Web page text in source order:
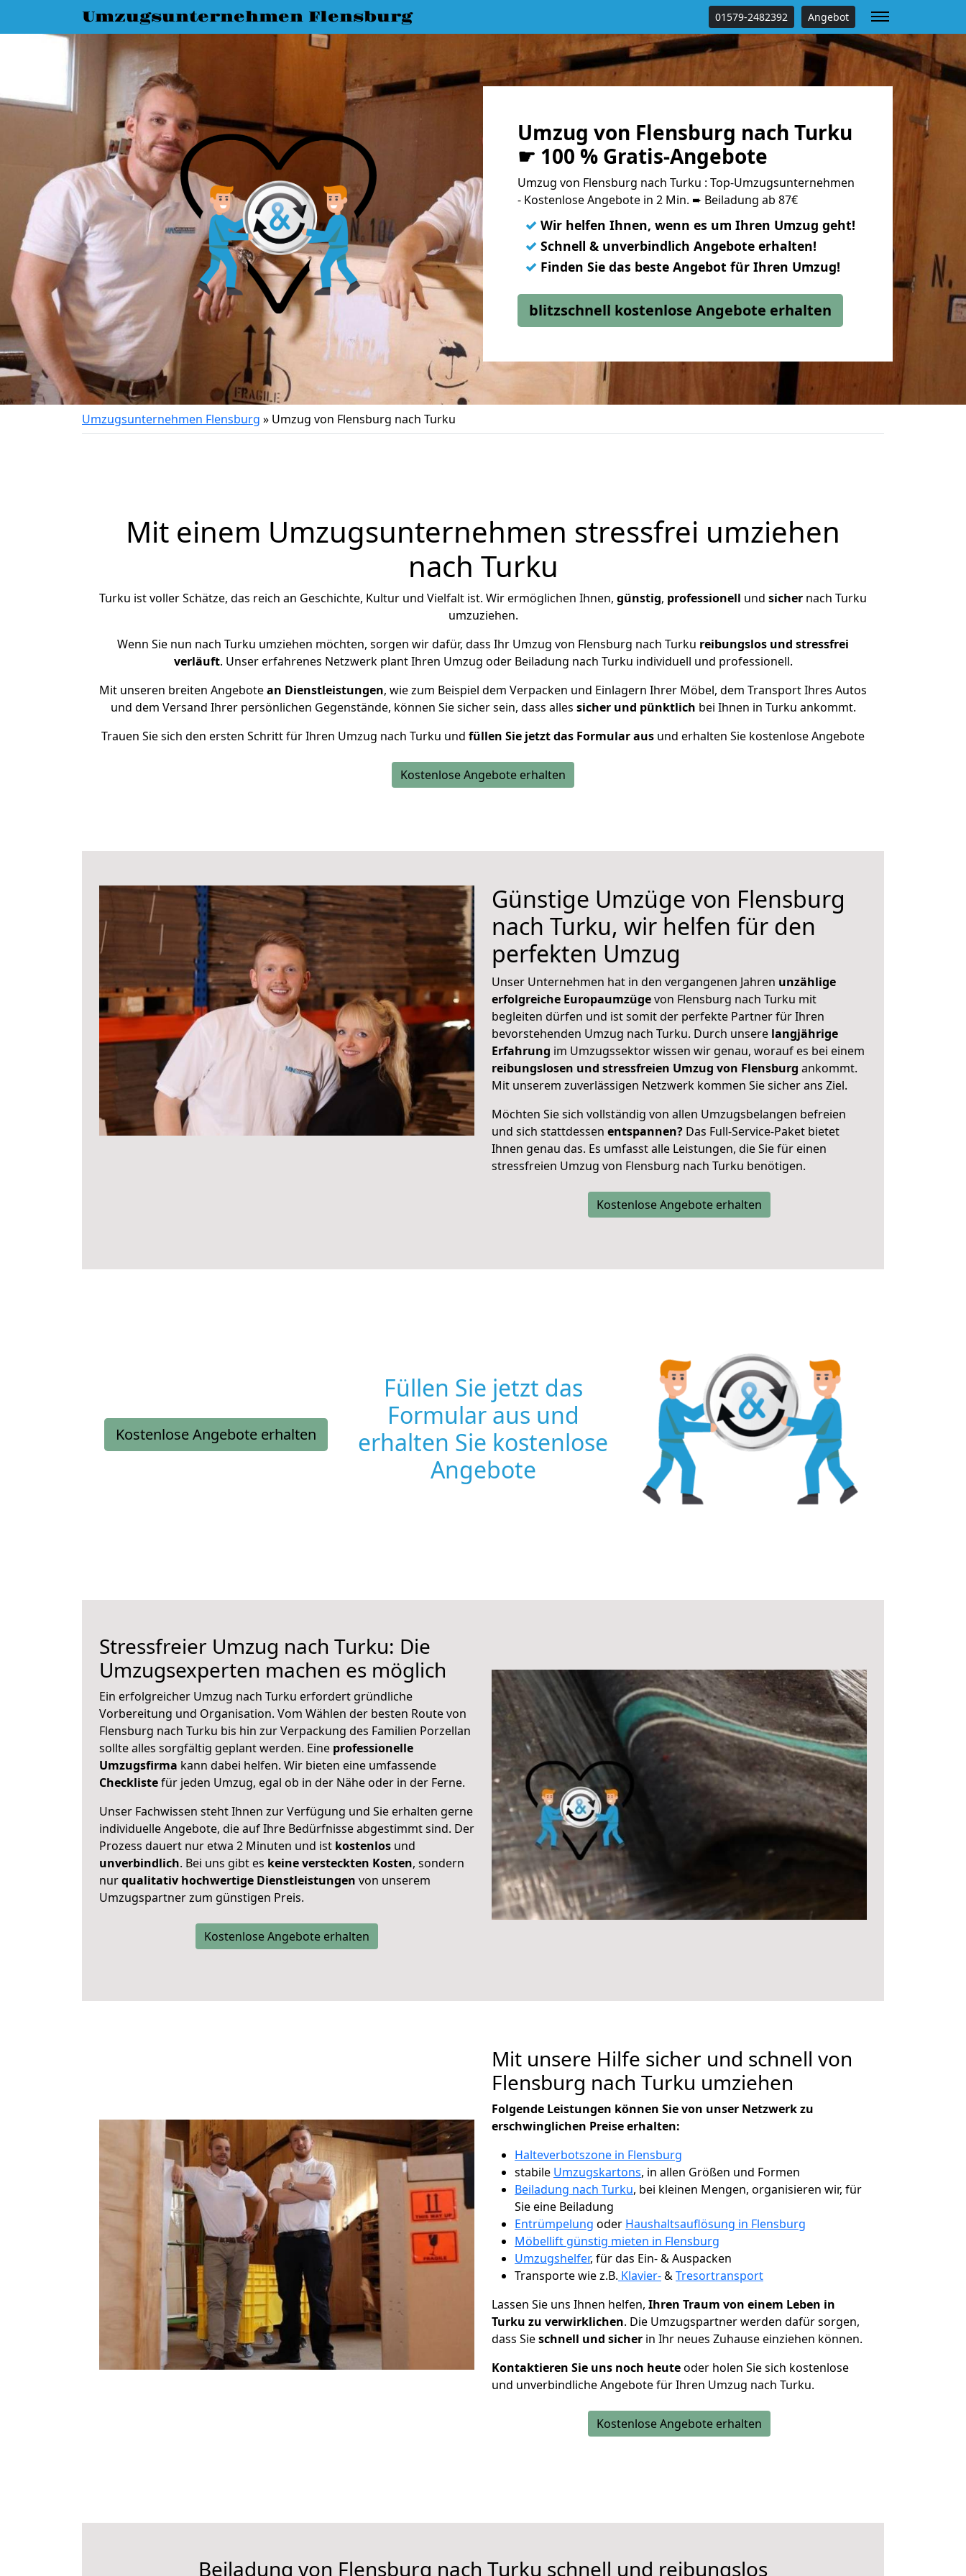
Umzugsunternehmen Flensburg 01579-2482392 Angebot
Umzug von Flensburg nach Turku
☛ 100 % Gratis-Angebote
Umzug von Flensburg nach Turku : Top-Umzugsunternehmen
- Kostenlose Angebote in 2 Min. ➨ Beiladung ab 87€
✓ Wir helfen Ihnen, wenn es um Ihren Umzug geht!
✓ Schnell & unverbindlich Angebote erhalten!
✓ Finden Sie das beste Angebot für Ihren Umzug!
blitzschnell kostenlose Angebote erhalten
Umzugsunternehmen Flensburg » Umzug von Flensburg nach Turku
Mit einem Umzugsunternehmen stressfrei umziehen
nach Turku
Turku ist voller Schätze, das reich an Geschichte, Kultur und Vielfalt ist. Wir ermöglichen Ihnen, günstig, professionell und sicher nach Turku
umzuziehen.
Wenn Sie nun nach Turku umziehen möchten, sorgen wir dafür, dass Ihr Umzug von Flensburg nach Turku reibungslos und stressfrei
verläuft. Unser erfahrenes Netzwerk plant Ihren Umzug oder Beiladung nach Turku individuell und professionell.
Mit unseren breiten Angebotean Dienstleistungen, wie zum Beispiel dem Verpacken und Einlagern Ihrer Möbel, dem Transport Ihres Autos
und dem Versand Ihrer persönlichen Gegenstände, können Sie sicher sein, dass alles sicher und pünktlich bei Ihnen in Turku ankommt.
Trauen Sie sich den ersten Schritt für Ihren Umzug nach Turku und füllen Sie jetzt das Formular aus und erhalten Sie kostenlose Angebote
Kostenlose Angebote erhalten
Günstige Umzüge von Flensburg
nach Turku, wir helfen für den
perfekten Umzug
Unser Unternehmen hat in den vergangenen Jahren unzählige
erfolgreiche Europaumzügevon Flensburg nach Turku mit
begleiten dürfen und ist somit der perfekte Partner für Ihren
bevorstehenden Umzug nach Turku. Durch unsere langjährige
Erfahrung im Umzugssektor wissen wir genau, worauf es bei einem
reibungslosen und stressfreien Umzug von Flensburg ankommt.
Mit unserem zuverlässigen Netzwerk kommen Sie sicher ans Ziel.
Möchten Sie sich vollständig von allen Umzugsbelangen befreien
und sich stattdessen entspannen? Das Full-Service-Paket bietet
Ihnen genau das. Es umfasst alle Leistungen, die Sie für einen
stressfreien Umzug von Flensburg nach Turku benötigen.
Kostenlose Angebote erhalten
Kostenlose Angebote erhalten
Füllen Sie jetzt das
Formular aus und
erhalten Sie kostenlose
Angebote
Stressfreier Umzug nach Turku: Die
Umzugsexperten machen es möglich
Ein erfolgreicher Umzug nach Turku erfordert gründliche
Vorbereitung und Organisation. Vom Wählen der besten Route von
Flensburg nach Turku bis hin zur Verpackung des Familien Porzellan
sollte alles sorgfältig geplant werden. Eine professionelle
Umzugsfirma kann dabei helfen. Wir bieten eine umfassende
Checklistefür jeden Umzug, egal ob in der Nähe oder in der Ferne.
Unser Fachwissen steht Ihnen zur Verfügung und Sie erhalten gerne
individuelle Angebote, die auf Ihre Bedürfnisse abgestimmt sind. Der
Prozess dauert nur etwa 2 Minuten und ist kostenlos und
unverbindlich. Bei uns gibt es keine versteckten Kosten, sondern
nurqualitativ hochwertige Dienstleistungen von unserem
Umzugspartner zum günstigen Preis.
Kostenlose Angebote erhalten
Mit unsere Hilfe sicher und schnell von
Flensburg nach Turku umziehen
Folgende Leistungen können Sie von unser Netzwerk zu
erschwinglichen Preise erhalten:
Halteverbotszone in Flensburg
stabile Umzugskartons, in allen Größen und Formen
Beiladung nach Turku, bei kleinen Mengen, organisieren wir, für
Sie eine Beiladung
Entrümpelung oder Haushaltsauflösung in Flensburg
Möbellift günstig mieten in Flensburg
Umzugshelfer, für das Ein- & Auspacken
Transporte wie z.B. Klavier-&Tresortransport
Lassen Sie uns Ihnen helfen, Ihren Traum von einem Leben in
Turku zu verwirklichen. Die Umzugspartner werden dafür sorgen,
dass Sieschnell und sicher in Ihr neues Zuhause einziehen können.
Kontaktieren Sie uns noch heuteoder holen Sie sich kostenlose
und unverbindliche Angebote für Ihren Umzug nach Turku.
Kostenlose Angebote erhalten
Beiladung von Flensburg nach Turku schnell und reibungslos